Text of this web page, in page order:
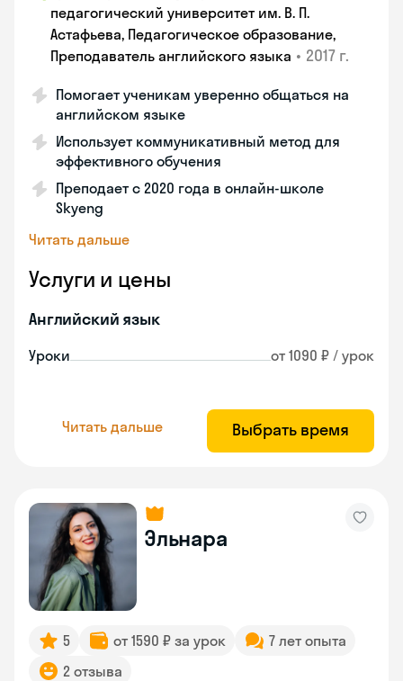
педагогический университет им. В. П.
Астафьева, Педагогическое образование,
Преподаватель английского языка • 2017 г.
Помогает ученикам уверенно общаться на
английском языке
Использует коммуникативный метод для
эффективного обучения
Преподает с 2020 года в онлайн-школе
Skyeng
Читать дальше
Услуги и цены
Английский язык
Уроки от 1090 ₽ / урок
Читать дальше Выбрать время
Эльнара
5 от 1590 ₽ за урок
7 лет опыта
2 отзыва